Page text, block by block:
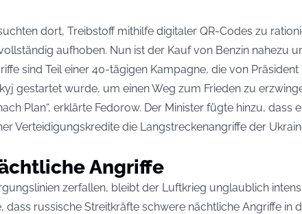
dort, Treibstoff mithilfe digitaler QR-Codes zu
aufhoben. Nun ist der Kauf von Benzin nahezu
sind Teil einer 40-tägigen Kampagne, die von Präsident
gestartet wurde, um einen Weg zum Frieden zu
Plan“, erklärte Fedorow. Der Minister fügte hinzu, dass
Verteidigungskredite die Langstreckenangriffe der
Angriffe
zerfallen, bleibt der Luftkrieg unglaublich
dass russische Streitkräfte schwere nächtliche Angriffe in